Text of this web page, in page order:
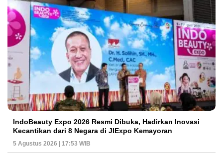
IndoBeauty Expo 2026 Resmi Dibuka, Hadirkan Inovasi
Kecantikan dari 8 Negara di JIExpo Kemayoran
5 Agustus 2026 | 17:53 WIB